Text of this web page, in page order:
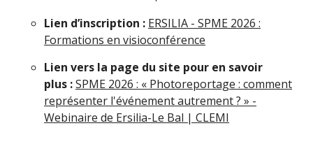
Lien d’inscription : ERSILIA - SPME 2026 :
Formations en visioconférence
Lien vers la page du site pour en savoir
plus :SPME 2026 : « Photoreportage : comment
représenter l'événement autrement ? » -
Webinaire de Ersilia-Le Bal | CLEMI